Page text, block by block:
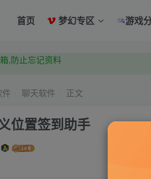
首页 梦幻专区 游戏
登录 ,拥有本站会员用户及时请问个人
录 ,拥有本站会员用户及时请问个人中
件 聊天软件 正文
位置签到助手